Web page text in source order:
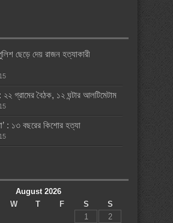
ছেড়ে দেয় রাজন হত্যাকারী
২২ গ্রামের বৈঠক, ১২ ঘন্টার আলটিমেটাম
: ১৩ বছরের কিশোর হত্যা
August 2026
W T F S
S
1
2